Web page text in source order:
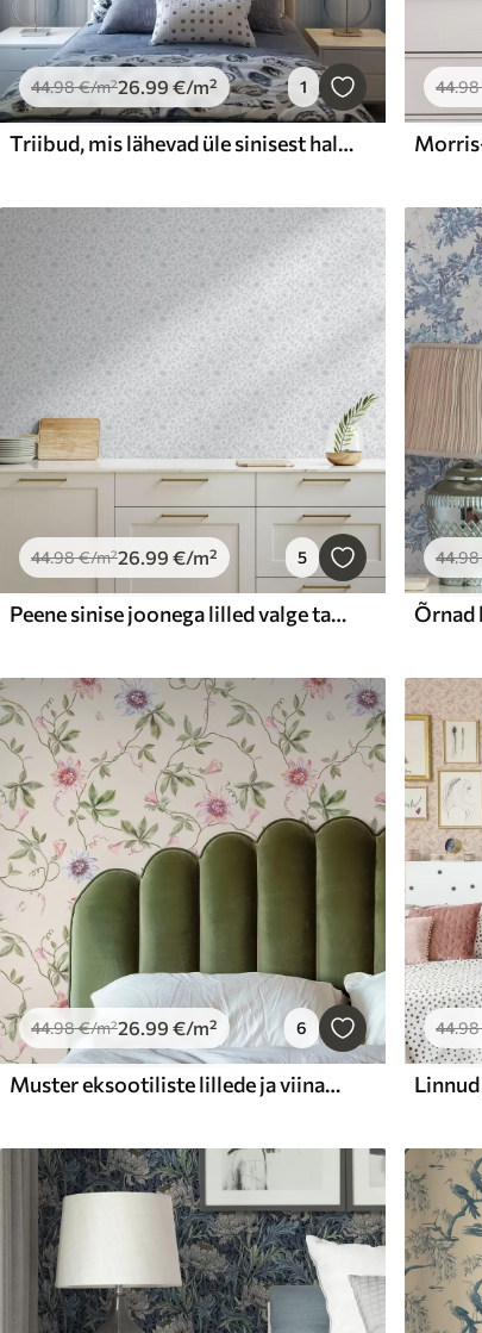
44.98€/m²26.99 €/m² 1
Triibud, mis lähevad üle sinisest hallile toonidele
44.98
44.98€/m²26.99 €/m² 5
Peene sinise joonega lilled valge taustal
44.98
44.98€/m²26.99 €/m² 6
Muster eksootiliste lillede ja viinamarjaväätega
44.98